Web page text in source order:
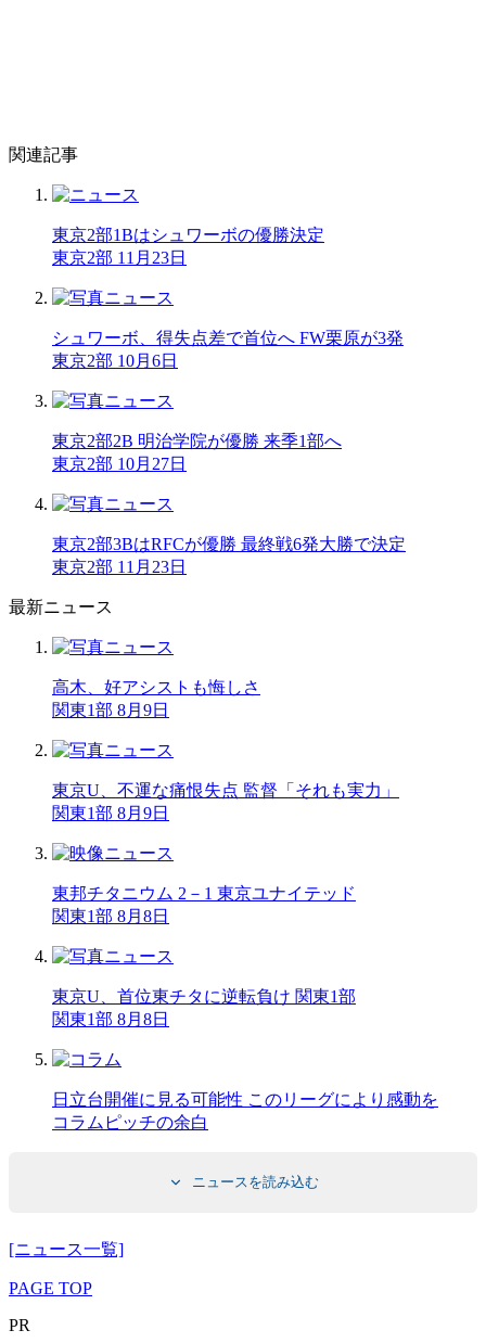
関連記事
東京2部1Bはシュワーボの優勝決定
東京2部 11月23日
シュワーボ、得失点差で首位へ FW栗原が3発
東京2部 10月6日
東京2部2B 明治学院が優勝 来季1部へ
東京2部 10月27日
東京2部3BはRFCが優勝 最終戦6発大勝で決定
東京2部 11月23日
最新ニュース
高木、好アシストも悔しさ
関東1部 8月9日
東京U、不運な痛恨失点 監督「それも実力」
関東1部 8月9日
東邦チタニウム 2－1 東京ユナイテッド
関東1部 8月8日
東京U、首位東チタに逆転負け 関東1部
関東1部 8月8日
日立台開催に見る可能性 このリーグにより感動を
コラム ピッチの余白
ニュースを読み込む
[ニュース一覧]
PAGE TOP
PR